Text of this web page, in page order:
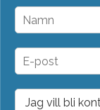
N
m
n
E
p
o
D